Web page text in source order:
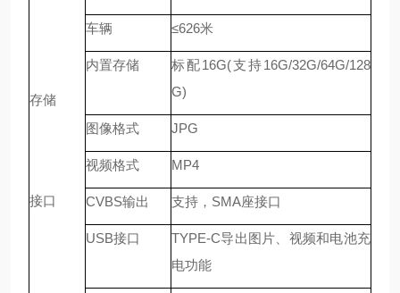
车辆 ≤626米
存储
内置存储 标配16G(支持16G/32G/64G/128
G)
图像格式 JPG
视频格式 MP4
接口 CVBS输出 支持， SMA座接口
USB接口 TYPE-C导出图片、视频和电池充
电功能